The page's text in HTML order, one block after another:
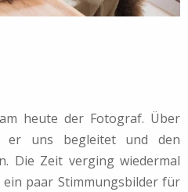
heute der Fotograf. Über
er uns begleitet und den
Die Zeit verging wiedermal
paar Stimmungsbilder für